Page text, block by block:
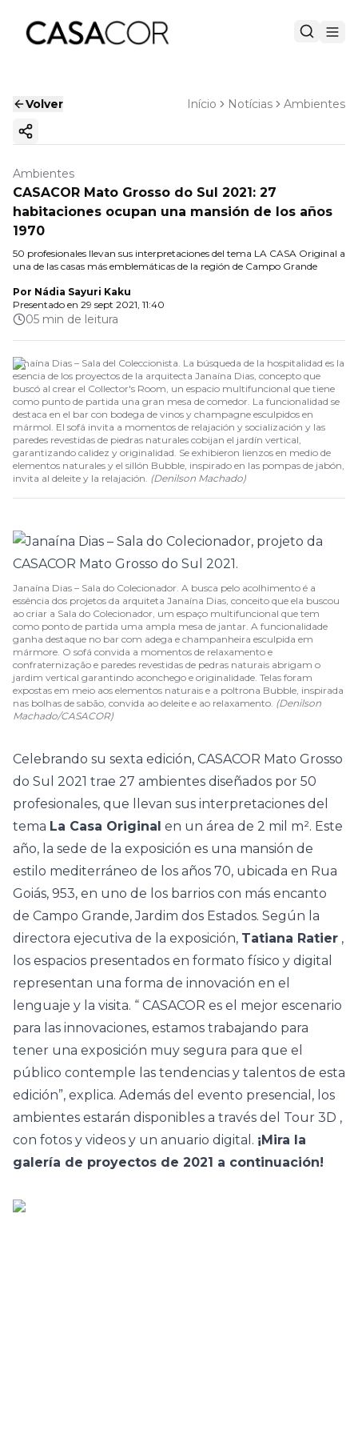
Volver Início Notícias Ambientes
Copiar enlace
Ambientes
CASACOR Mato Grosso do Sul 2021: 27
habitaciones ocupan una mansión de los años
1970
50 profesionales llevan sus interpretaciones del tema LA CASA Original a
una de las casas más emblemáticas de la región de Campo Grande
Por Nádia Sayuri Kaku
Presentado en 29 sept 2021, 11:40
05 min de leitura
Janaína Dias – Sala del Coleccionista. La búsqueda de la hospitalidad es la
esencia de los proyectos de la arquitecta Janaína Dias, concepto que
buscó al crear el Collector's Room, un espacio multifuncional que tiene
como punto de partida una gran mesa de comedor. La funcionalidad se
destaca en el bar con bodega de vinos y champagne esculpidos en
mármol. El sofá invita a momentos de relajación y socialización y las
paredes revestidas de piedras naturales cobijan el jardín vertical,
garantizando calidez y originalidad. Se exhibieron lienzos en medio de
elementos naturales y el sillón Bubble, inspirado en las pompas de jabón,
invita al deleite y la relajación. (Denilson Machado)
Janaína Dias – Sala do Colecionador. A busca pelo acolhimento é a
essência dos projetos da arquiteta Janaína Dias, conceito que ela buscou
ao criar a Sala do Colecionador, um espaço multifuncional que tem
como ponto de partida uma ampla mesa de jantar. A funcionalidade
ganha destaque no bar com adega e champanheira esculpida em
mármore. O sofá convida a momentos de relaxamento e
confraternização e paredes revestidas de pedras naturais abrigam o
jardim vertical garantindo aconchego e originalidade. Telas foram
expostas em meio aos elementos naturais e a poltrona Bubble, inspirada
nas bolhas de sabão, convida ao deleite e ao relaxamento. (Denilson
Machado/CASACOR)
Celebrando su sexta edición, CASACOR Mato Grosso
do Sul 2021 trae 27 ambientes diseñados por 50
profesionales, que llevan sus interpretaciones del
tema La Casa Original en un área de 2 mil m². Este
año, la sede de la exposición es una mansión de
estilo mediterráneo de los años 70, ubicada en Rua
Goiás, 953, en uno de los barrios con más encanto
de Campo Grande, Jardim dos Estados. Según la
directora ejecutiva de la exposición, Tatiana Ratier ,
los espacios presentados en formato físico y digital
representan una forma de innovación en el
lenguaje y la visita. “ CASACOR es el mejor escenario
para las innovaciones, estamos trabajando para
tener una exposición muy segura para que el
público contemple las tendencias y talentos de esta
edición”, explica. Además del evento presencial, los
ambientes estarán disponibles a través del Tour 3D ,
con fotos y videos y un anuario digital. ¡Mira la
galería de proyectos de 2021 a continuación!